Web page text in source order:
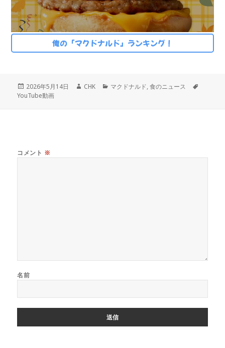
俺の「マクドナルド」ランキング！
投
稿
2026年5月14日
作
CHK
カ
マクドナルド,食のニュース
YouTube動画
コメント ※
名前